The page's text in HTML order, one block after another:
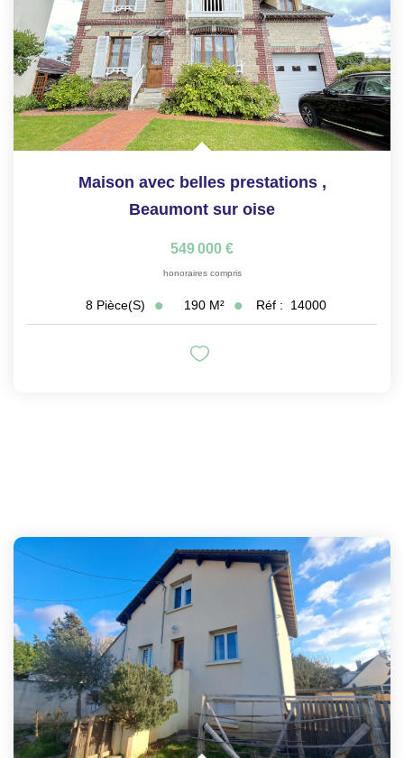
Maison avec belles prestations ,
Beaumont sur oise
549 000 €
honoraires compris
8 Pièce(s) 190 M² Réf : 14000